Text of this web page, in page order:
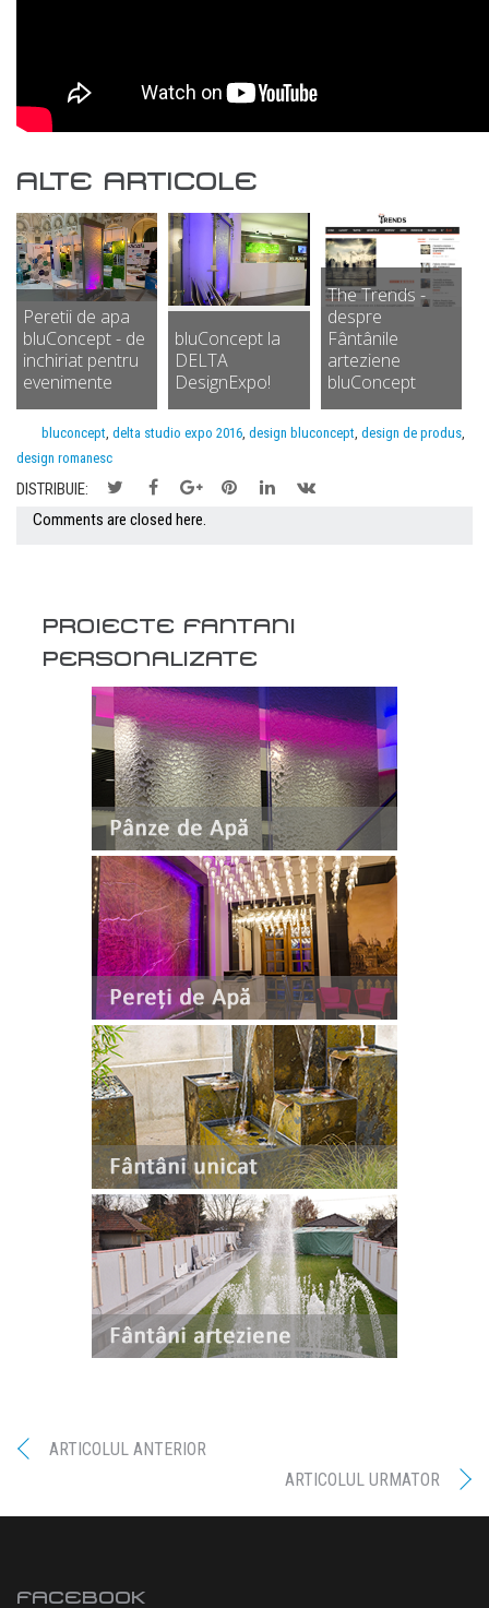
ALTE ARTICOLE
Peretii de apa
bluConcept - de
inchiriat pentru
evenimente
bluConcept la
DELTA
DesignExpo!
The Trends -
despre
Fântânile
arteziene
bluConcept
bluconcept delta studio expo 2016 design bluconcept design de produs
design romanesc
DISTRIBUIE:
Comments are closed here.
PROIECTE FANTANI
PERSONALIZATE
ARTICOLUL ANTERIOR
ARTICOLUL URMATOR
FACEBOOK